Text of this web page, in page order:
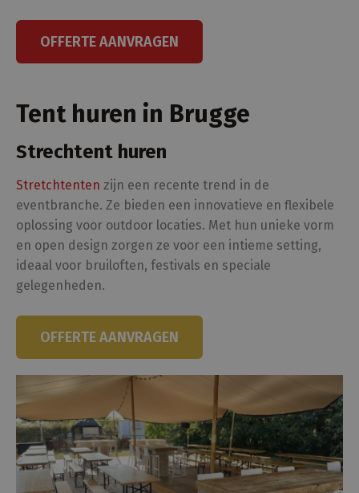
OFFERTE AANVRAGEN
Tent huren in Brugge
Strechtent huren
Stretchtenten zijn een recente trend in de
eventbranche. Ze bieden een innovatieve en flexibele
oplossing voor outdoor locaties. Met hun unieke vorm
en open design zorgen ze voor een intieme setting,
ideaal voor bruiloften, festivals en speciale
gelegenheden.
OFFERTE AANVRAGEN